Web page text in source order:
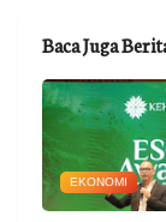
Baca Juga
EKONOMI